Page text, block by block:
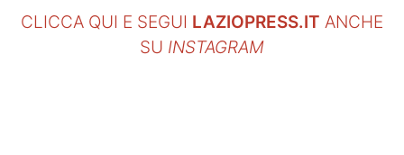
CLICCA QUI E SEGUI LAZIOPRESS.IT ANCHE
SU INSTAGRAM